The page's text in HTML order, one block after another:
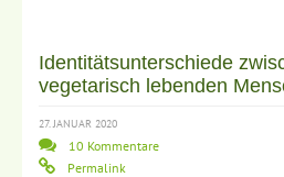
Identitätsunterschiede
vegetarisch lebenden
27. JANUAR 2020
10 Kommentare
Permalink